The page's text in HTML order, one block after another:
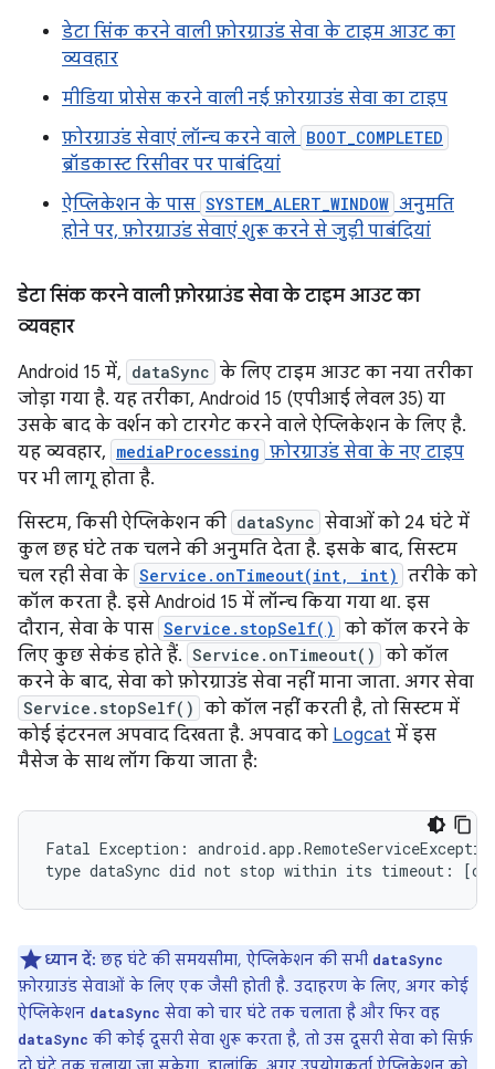
डेटा सिंक करने वाली फ़ोरग्राउंड सेवा के टाइम आउट का
व्यवहार
मीडिया प्रोसेस करने वाली नई फ़ोरग्राउंड सेवा का टाइप
फ़ोरग्राउंड सेवाएं लॉन्च करने वाले BOOT_COMPLETED
ब्रॉडकास्ट रिसीवर पर पाबंदियां
ऐप्लिकेशन के पास SYSTEM_ALERT_WINDOW अनुमति
होने पर, फ़ोरग्राउंड सेवाएं शुरू करने से जुड़ी पाबंदियां
डेटा सिंक करने वाली फ़ोरग्राउंड सेवा के टाइम आउट का
व्यवहार
Android 15 में, dataSync के लिए टाइम आउट का नया तरीका
जोड़ा गया है. यह तरीका, Android 15 (एपीआई लेवल 35) या
उसके बाद के वर्शन को टारगेट करने वाले ऐप्लिकेशन के लिए है.
यह व्यवहार, mediaProcessing फ़ोरग्राउंड सेवा के नए टाइप
पर भी लागू होता है.
सिस्टम, किसी ऐप्लिकेशन की dataSync सेवाओं को 24 घंटे में
कुल छह घंटे तक चलने की अनुमति देता है. इसके बाद, सिस्टम
चल रही सेवा के Service.onTimeout(int, int) तरीके को
कॉल करता है. इसे Android 15 में लॉन्च किया गया था. इस
दौरान, सेवा के पास Service.stopSelf() को कॉल करने के
लिए कुछ सेकंड होते हैं. Service.onTimeout() को कॉल
करने के बाद, सेवा को फ़ोरग्राउंड सेवा नहीं माना जाता. अगर सेवा
Service.stopSelf() को कॉल नहीं करती है, तो सिस्टम में
कोई इंटरनल अपवाद दिखता है. अपवाद को Logcat में इस
मैसेज के साथ लॉग किया जाता है:
Fatal Exception:
ध्यान दें: छह घंटे की समयसीमा, ऐप्लिकेशन की सभी dataSync
फ़ोरग्राउंड सेवाओं के लिए एक जैसी होती है. उदाहरण के लिए, अगर कोई
ऐप्लिकेशन dataSync सेवा को चार घंटे तक चलाता है और फिर वह
dataSync की कोई दूसरी सेवा शुरू करता है, तो उस दूसरी सेवा को सिर्फ़